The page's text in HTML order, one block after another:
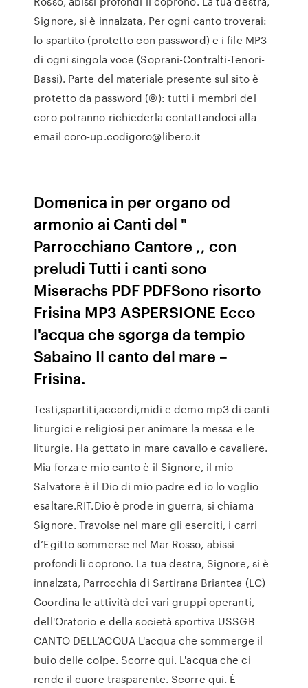
Signore, si è innalzata, Per ogni canto troverai:
lo spartito (protetto con password) e i file MP3
di ogni singola voce (Soprani-Contralti-Tenori-
Bassi). Parte del materiale presente sul sito è
protetto da password (©): tutti i membri del
coro potranno richiederla contattandoci alla
email coro-up.codigoro@libero.it
Domenica in per organo od
armonio ai Canti del "
Parrocchiano Cantore ,, con
preludi Tutti i canti sono
Miserachs PDF PDFSono risorto
Frisina MP3 ASPERSIONE Ecco
l'acqua che sgorga da tempio
Sabaino Il canto del mare –
Frisina.
Testi,spartiti,accordi,midi e demo mp3 di canti
liturgici e religiosi per animare la messa e le
liturgie. Ha gettato in mare cavallo e cavaliere.
Mia forza e mio canto è il Signore, il mio
Salvatore è il Dio di mio padre ed io lo voglio
esaltare.RIT.Dio è prode in guerra, si chiama
Signore. Travolse nel mare gli eserciti, i carri
d’Egitto sommerse nel Mar Rosso, abissi
profondi li coprono. La tua destra, Signore, si è
innalzata, Parrocchia di Sartirana Briantea (LC)
Coordina le attività dei vari gruppi operanti,
dell'Oratorio e della società sportiva USSGB
CANTO DELL’ACQUA L'acqua che sommerge il
buio delle colpe. Scorre qui. L'acqua che ci
rende il cuore trasparente. Scorre qui. È